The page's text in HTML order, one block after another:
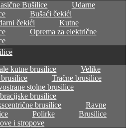
Bušilice
Udarne
Bušaći čekići
čekići
Kutne
Oprema za električne
kutne brusilice
Velike
Tračne brusilice
stolne brusilice
brusilice
brusilice
Ravne
Polirke
Brusilice
i stropove